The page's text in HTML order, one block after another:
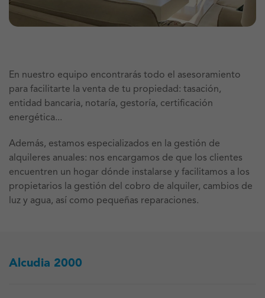
En nuestro equipo encontrarás todo el asesoramiento
para facilitarte la venta de tu propiedad: tasación,
entidad bancaria, notaría, gestoría, certificación
energética...
Además, estamos especializados en la gestión de
alquileres anuales: nos encargamos de que los clientes
encuentren un hogar dónde instalarse y facilitamos a los
propietarios la gestión del cobro de alquiler, cambios de
luz y agua, así como pequeñas reparaciones.
Alcudia 2000